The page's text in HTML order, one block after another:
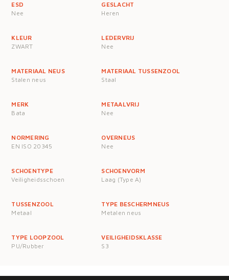
ESD
Nee
GESLACHT
Heren
KLEUR
ZWART
LEDERVRIJ
Nee
MATERIAAL NEUS
Stalen neus
MATERIAAL TUSSENZOOL
Staal
MERK
Bata
METAALVRIJ
Nee
NORMERING
EN ISO 20345
OVERNEUS
Nee
SCHOENTYPE
Veiligheidsschoen
SCHOENVORM
Laag (Type A)
TUSSENZOOL
Metaal
TYPE BESCHERMNEUS
Metalen neus
TYPE LOOPZOOL
PU/Rubber
VEILIGHEIDSKLASSE
S3